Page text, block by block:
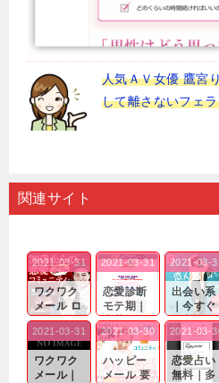
人気ＡＶ女優 鷹宮
して離さないフェ
関連サイト
ワクワク
メール ロ
グイン pc
｜心の底
から真
剣...
2021-03-31
恋愛診断
モテ期｜
老若男女
問わ
ず…。
2021-03-31
出会い系
｜今すぐ
仲良くな
れる相手
探しをし
たいと...
2021-03-
ワクワク
メール｜
2021-03-31
ハッピー
メール 要
2021-03-30
恋愛占い
無料｜多
2021-03-